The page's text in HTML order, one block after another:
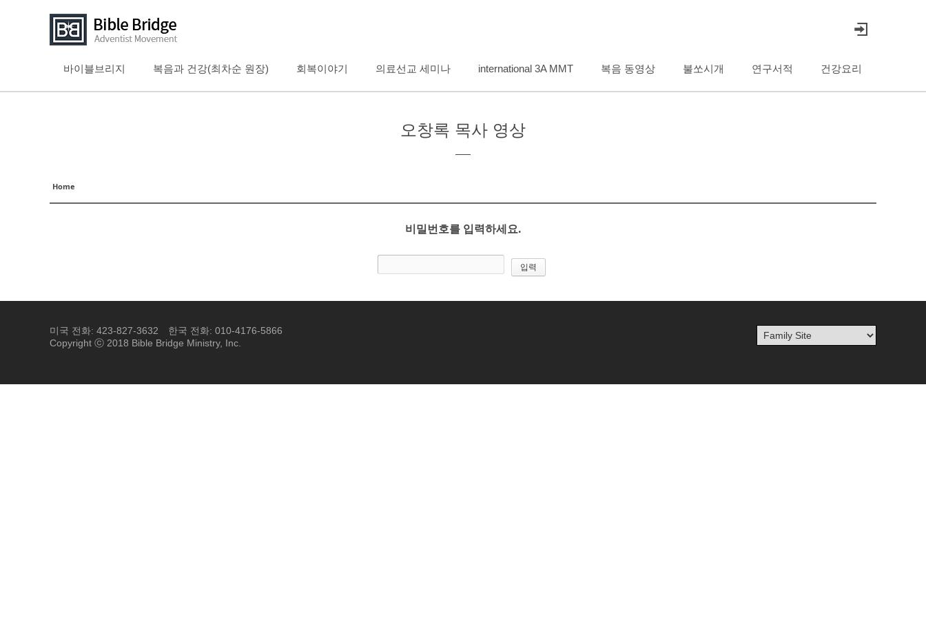
바이블브리지 복음과 건강(최차순 원장) 회복이야기 의료선교 세미나 international 3A MMT 복음 동영상 불쏘시개 연구서적 건강요리
오창록 목사 영상
Home
비밀번호를 입력하세요.
미국 전화: 423-827-3632
한국 전화: 010-4176-5866
Copyright ⓒ 2018 Bible Bridge Ministry, Inc.